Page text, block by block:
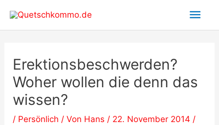
Inhalt
Erektionsbeschwerden?
Woher wollen die denn das
wissen?
/ Persönlich / Von Hans / 22. November 2014 /